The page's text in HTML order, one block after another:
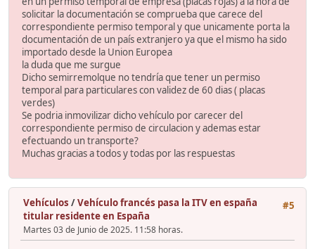
solicitar la documentación se comprueba que carece del
correspondiente permiso temporal y que unicamente porta la
documentación de un país extranjero ya que el mismo ha sido
importado desde la Union Europea
la duda que me surgue
Dicho semirremolque no tendría que tener un permiso
temporal para particulares con validez de 60 dias ( placas
verdes)
Se podria inmovilizar dicho vehículo por carecer del
correspondiente permiso de circulacion y ademas estar
efectuando un transporte?
Muchas gracias a todos y todas por las respuestas
#5
Vehículos /Vehículo francés pasa la ITV en españa
titular residente en España
Martes 03 de Junio de 2025. 11:58 horas.